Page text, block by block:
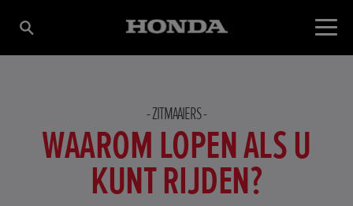
ZITMAAIERS
WAAROM LOPEN ALS U
KUNT RIJDEN?